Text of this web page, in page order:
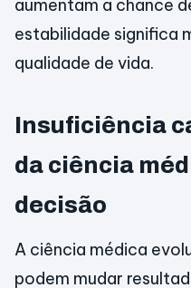
aumentam a chance
estabilidade significa
qualidade de vida.
Insuficiência
da ciência
decisão
A ciência médica
podem mudar